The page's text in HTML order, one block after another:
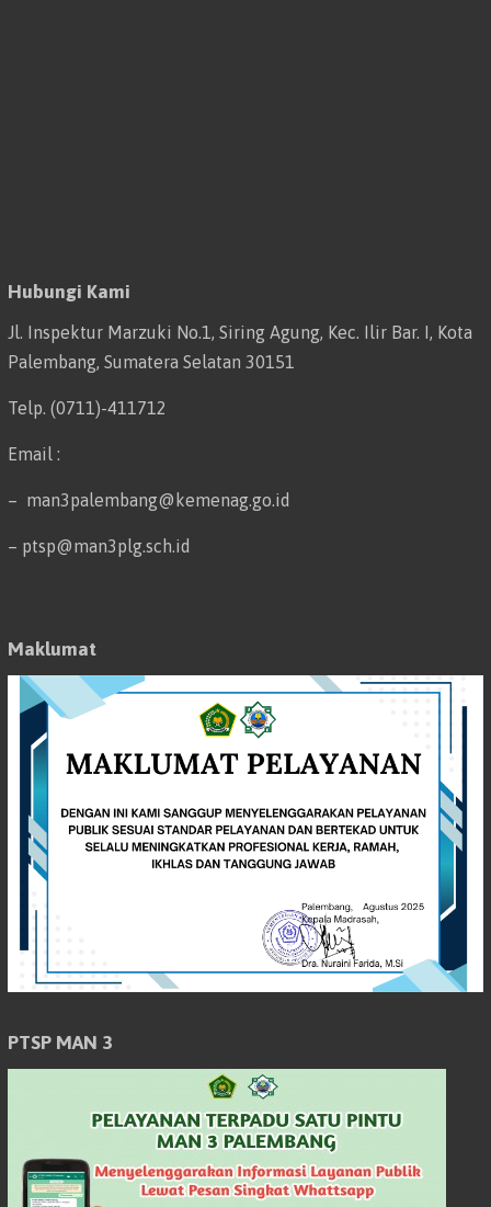
Hubungi Kami
Jl. Inspektur Marzuki No.1, Siring Agung, Kec. Ilir Bar. I, Kota
Palembang, Sumatera Selatan 30151
Telp. (0711)-411712
Email :
– man3palembang@kemenag.go.id
– ptsp@man3plg.sch.id
Maklumat
PTSP MAN 3